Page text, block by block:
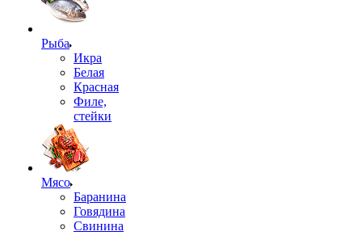
Рыба
Икра
Белая
Красная
Филе,
стейки
Мясо
Баранина
Говядина
Свинина